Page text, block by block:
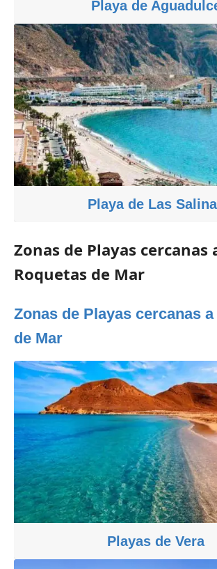
Playa de
Playa de Las
Zonas de Playas cercanas
Roquetas de Mar
Zonas de Playas cercanas
de Mar
Playas de Vera